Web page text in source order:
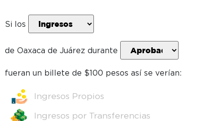
Si los
de Oaxaca de Juárez durante
fueran un billete de $100 pesos así se verían:
Ingresos Propios
Ingresos por Transferencias